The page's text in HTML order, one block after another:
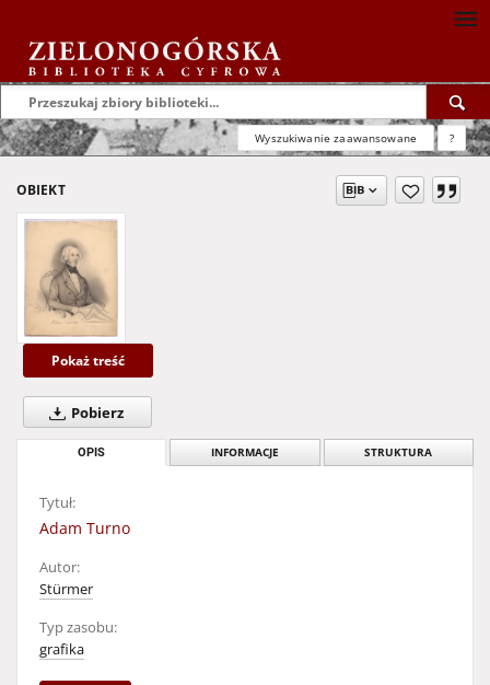
Wyszukiwanie zaawansowane ?
OBIEKT
Pokaż treść
Pobierz
OPIS INFORMACJE STRUKTURA
Tytuł:
Adam Turno
Autor:
Stürmer
Typ zasobu:
grafika